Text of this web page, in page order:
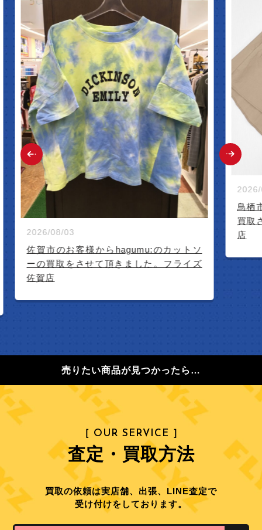
08/03
賀市のお客様からhagumu:のカットソ
の買取をさせて頂きました。フライズ
2026/07/27
鳥栖市のお
買取させて
売りたい商品が見つかったら…
［ OUR SERVICE ］
査定・買取方法
買取の依頼は実店舗、出張、LINE査定で
受け付けをしております。